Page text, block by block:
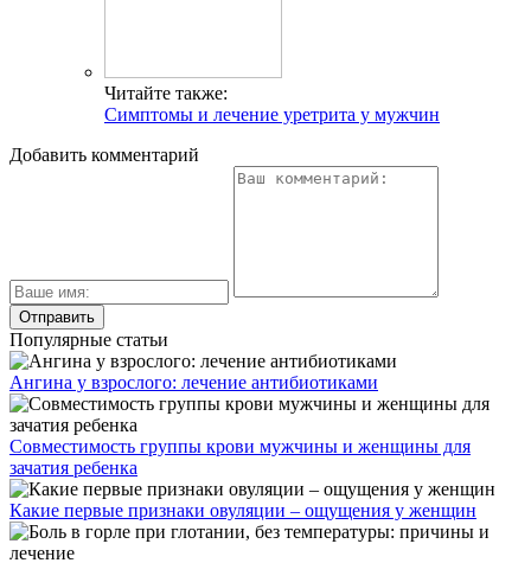
Читайте также:
Симптомы и лечение уретрита у мужчин
Добавить комментарий
Популярные статьи
Ангина у взрослого: лечение антибиотиками
Совместимость группы крови мужчины и женщины для
зачатия ребенка
Какие первые признаки овуляции – ощущения у женщин